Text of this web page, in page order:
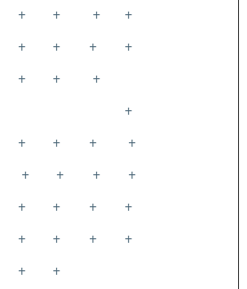
+ + +
+
+ + +
+
+ +
+
+
+ + +
+
+ + +
+
+ + +
+
+ + +
+
+
+